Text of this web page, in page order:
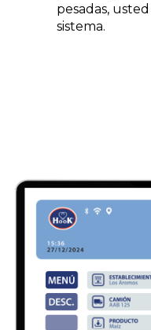
pesadas,
sistema.